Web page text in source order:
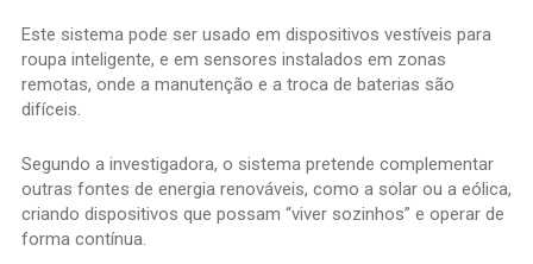
Este sistema pode ser usado em dispositivos vestíveis para
roupa inteligente, e em sensores instalados em zonas
remotas, onde a manutenção e a troca de baterias são
difíceis.
Segundo a investigadora, o sistema pretende complementar
outras fontes de energia renováveis, como a solar ou a eólica,
criando dispositivos que possam “viver sozinhos” e operar de
forma contínua.